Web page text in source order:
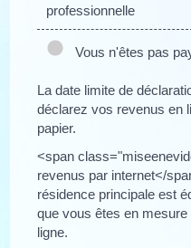
professionnelle
Vous n'êtes pas
La date limite de
déclarez vos revenus en
papier.
<span
revenus par internet</
résidence principale est
que vous êtes en
ligne.